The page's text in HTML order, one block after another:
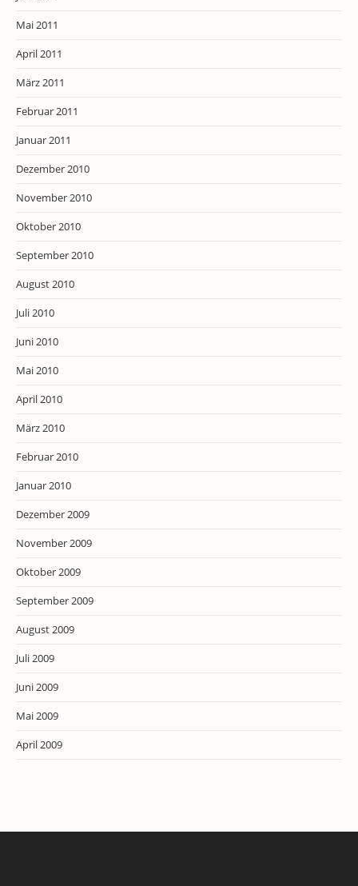
Mai 2011
April 2011
März 2011
Februar 2011
Januar 2011
Dezember 2010
November 2010
Oktober 2010
September 2010
August 2010
Juli 2010
Juni 2010
Mai 2010
April 2010
März 2010
Februar 2010
Januar 2010
Dezember 2009
November 2009
Oktober 2009
September 2009
August 2009
Juli 2009
Juni 2009
Mai 2009
April 2009